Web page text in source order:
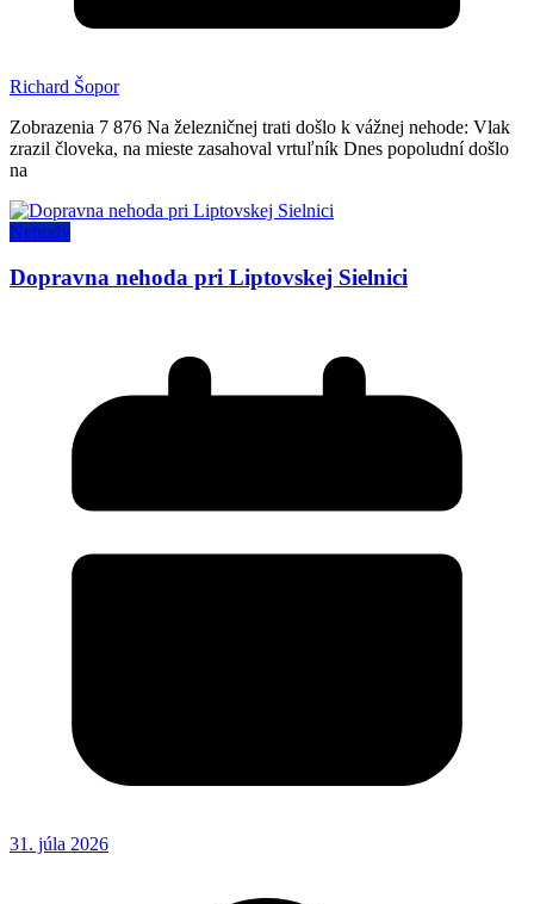
Richard Šopor
Zobrazenia 7 876 Na železničnej trati došlo k vážnej nehode: Vlak
zrazil človeka, na mieste zasahoval vrtuľník Dnes popoludní došlo
na
Nehody
Dopravna nehoda pri Liptovskej Sielnici
31. júla 2026